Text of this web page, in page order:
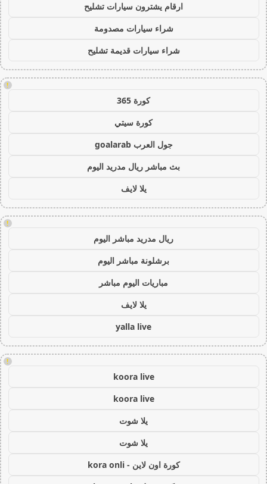
ارقام يشترون سيارات تشليح
شراء سيارات مصدومة
شراء سيارات قديمة تشليح
!
كورة 365
كورة سيتي
جول العرب goalarab
بث مباشر ريال مدريد اليوم
يلا لايف
!
ريال مدريد مباشر اليوم
برشلونة مباشر اليوم
مباريات اليوم مباشر
يلا لايف
yalla live
!
koora live
koora live
يلا شوت
يلا شوت
كورة اون لاين - kora onli